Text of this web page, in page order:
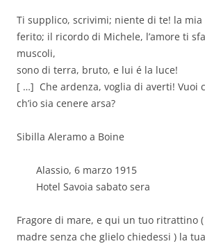
Ti supplico, scrivimi; niente di te! la mia
ferito; il ricordo di Michele, l’amore ti
muscoli,
sono di terra, bruto, e lui é la luce!
[ …] Che ardenza, voglia di averti! Vuoi
ch’io sia cenere arsa?
Sibilla Aleramo a Boine
Alassio, 6 marzo 1915
Hotel Savoia sabato sera
Fragore di mare, e qui un tuo ritrattino (
madre senza che glielo chiedessi ) la